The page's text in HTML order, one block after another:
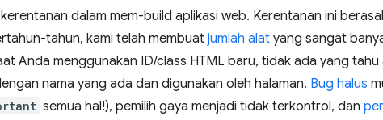
dalam mem-build aplikasi web. Kerentanan ini
tahun, kami telah membuatjumlah alat yang sangat
Anda menggunakan ID/class HTML baru, tidak ada yang tahu
nama yang ada dan digunakan oleh halaman. Bug halus
semua hal!), pemilih gaya menjadi tidak terkontrol, dan